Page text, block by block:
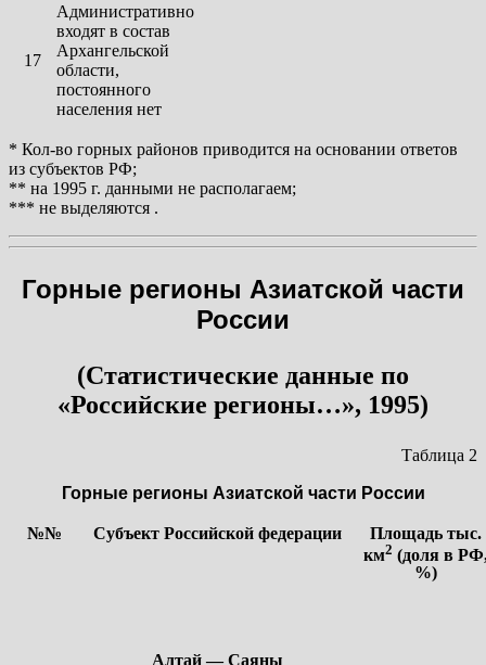
17
Административно
входят в состав
Архангельской
области,
постоянного
населения нет
* Кол-во горных районов приводится на основании ответов
из субъектов РФ;
** на 1995 г. данными не располагаем;
*** не выделяются .
Горные регионы Азиатской части
России
(Статистические данные по
«Российские регионы…», 1995)
Таблица 2
Горные регионы Азиатской части России
№№ Субъект Российской федерации
Площадь тыс.
км2 (доля в
%)
Алтай — Саяны